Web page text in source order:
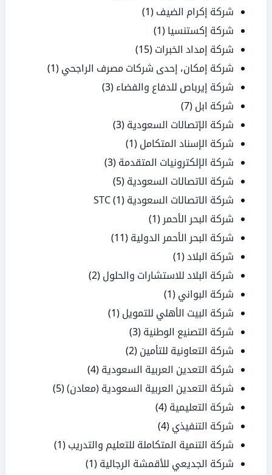
شركة إكرام الضيف (1)
شركة إكستنسيا (1)
شركة إمداد الخبرات (15)
شركة إمكان، إحدى شركات مصرف الراجحي (1)
شركة إيرباص للدفاع والفضاء (3)
شركة ابل (7)
شركة الإتصالات السعودية (3)
شركة الإسناد المتكامل (1)
شركة الإلكترونيات المتقدمة (3)
شركة الاتصالات السعودية (5)
شركة الاتصالات السعودية STC (1)
شركة البحر الأحمر (1)
شركة البحر الأحمر الدولية (11)
شركة البلاد(1)
شركة البلاد للاستشارات والحلول (2)
شركة البواني (1)
شركة البيت الأهلي للتمويل (1)
شركة التصنيع الوطنية (3)
شركة التعاونية للتأمين (2)
شركة التعدين العربية السعودية (4)
شركة التعدين العربية السعودية (معادن)(5)
شركة التعليمية (4)
شركة التنفيذي (4)
شركة التنمية المتكاملة للتعليم والتدريب (1)
شركة الجديعي للأقمشة الرجالية (1)